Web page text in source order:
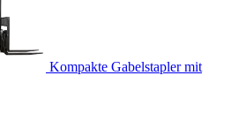
Kompakte Gabelstapler mit